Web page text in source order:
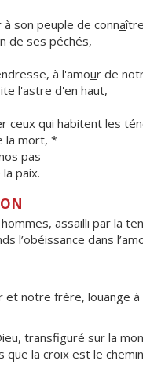
son peuple de conna
n de ses péchés,
à l'amour de
l'astre d'en haut,
ceux qui habitent les
la mort, *
pas
paix.
assailli par la
l’obéissance dans
et notre frère, louange à
transfiguré sur la
que la croix est le